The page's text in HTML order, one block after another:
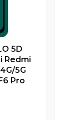
5D
Redmi
5G
Pro